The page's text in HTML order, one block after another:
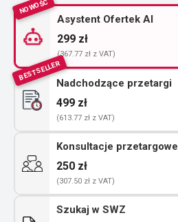
NOWOŚĆ
Asystent Ofertek AI
299 zł
(367.77 zł z VAT)
BESTSELLER
Nadchodzące przetargi
499 zł
(613.77 zł z VAT)
Konsultacje przetargowe
250 zł
(307.50 zł z VAT)
Szukaj w SWZ